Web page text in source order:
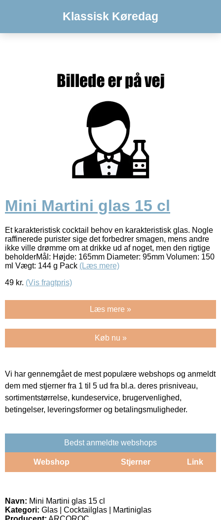
Klassisk Køredag
Mini Martini glas 15 cl
Et karakteristisk cocktail behov en karakteristisk glas. Nogle
raffinerede purister sige det forbedrer smagen, mens andre
ikke ville drømme om at drikke ud af noget, men den rigtige
beholderMål: Højde: 165mm Diameter: 95mm Volumen: 150
ml Vægt: 144 g Pack (Læs mere)
49 kr. (Vis fragtpris)
Læs mere »
Køb nu »
Vi har gennemgået de mest populære webshops og anmeldt
dem med stjerner fra 1 til 5 ud fra bl.a. deres prisniveau,
sortimentstørrelse, kundeservice, brugervenlighed,
betingelser, leveringsformer og betalingsmuligheder.
Bedst anmeldte webshops
Webshop Stjerner Link
Navn: Mini Martini glas 15 cl
Kategori: Glas | Cocktailglas | Martiniglas